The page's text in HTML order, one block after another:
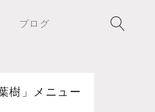
ブログ
樹」メニュー